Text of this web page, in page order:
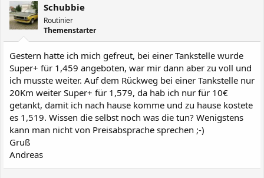
Schubbie
Routinier
Themenstarter
Gestern hatte ich mich gefreut, bei einer Tankstelle wurde
Super+ für 1,459 angeboten, war mir dann aber zu voll und
ich musste weiter. Auf dem Rückweg bei einer Tankstelle nur
20Km weiter Super+ für 1,579, da hab ich nur für 10€
getankt, damit ich nach hause komme und zu hause kostete
es 1,519. Wissen die selbst noch was die tun? Wenigstens
kann man nicht von Preisabsprache sprechen ;-)
Gruß
Andreas